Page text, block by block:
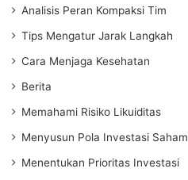
Analisis Peran Kompaksi Tim
Tips Mengatur Jarak Langkah
Cara Menjaga Kesehatan
Berita
Memahami Risiko Likuiditas
Menyusun Pola Investasi Saham
Menentukan Prioritas Investasi